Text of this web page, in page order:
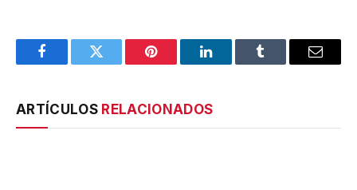
FacebookTwitter Pinterest LinkedInTumblr Email
ARTÍCULOS RELACIONADOS